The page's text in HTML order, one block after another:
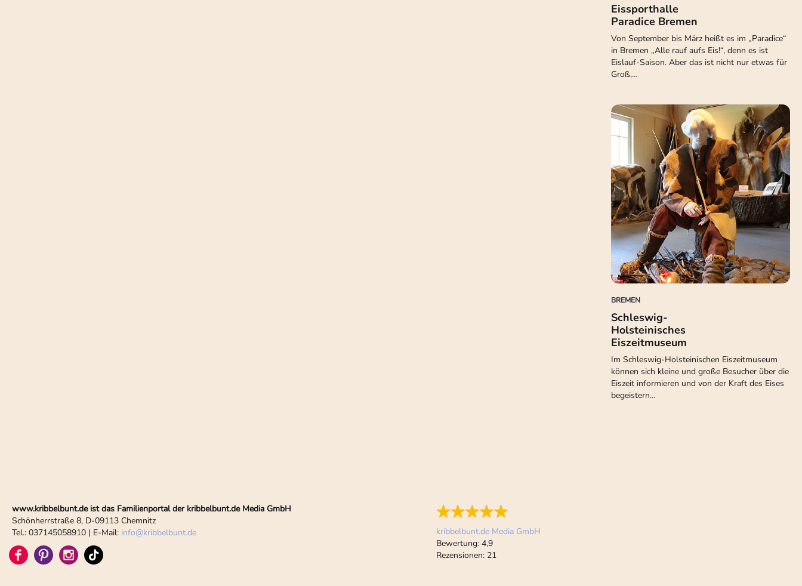
Eissporthalle
Paradice Bremen
Von September bis März heißt es im „Paradice“
in Bremen „Alle rauf aufs Eis!“, denn es ist
Eislauf-Saison. Aber das ist nicht nur etwas für
Groß,…
BREMEN
Schleswig-
Holsteinisches
Eiszeitmuseum
Im Schleswig-Holsteinischen Eiszeitmuseum
können sich kleine und große Besucher über die
Eiszeit informieren und von der Kraft des Eises
begeistern…
www.kribbelbunt.de ist das Familienportal der kribbelbunt.de Media GmbH
Schönherrstraße 8, D-09113 Chemnitz
Tel.: 037145058910 | E-Mail: info@kribbelbunt.de
kribbelbunt.de Media GmbH
Bewertung: 4,9
Rezensionen: 21